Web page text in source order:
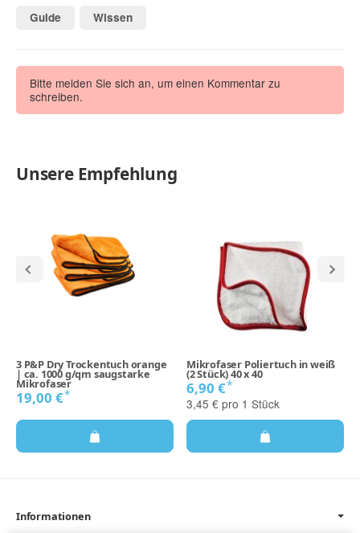
Guide Wissen
Bitte melden Sie sich an, um einen Kommentar zu
schreiben.
Unsere Empfehlung
3 P&P Dry Trockentuch orange
| ca. 1000 g/qm saugstarke
Mikrofaser
19,00 €*
Mikrofaser Poliertuch in weiß
(2 Stück) 40 x 40
6,90 €*
3,45 € pro 1 Stück
Informationen